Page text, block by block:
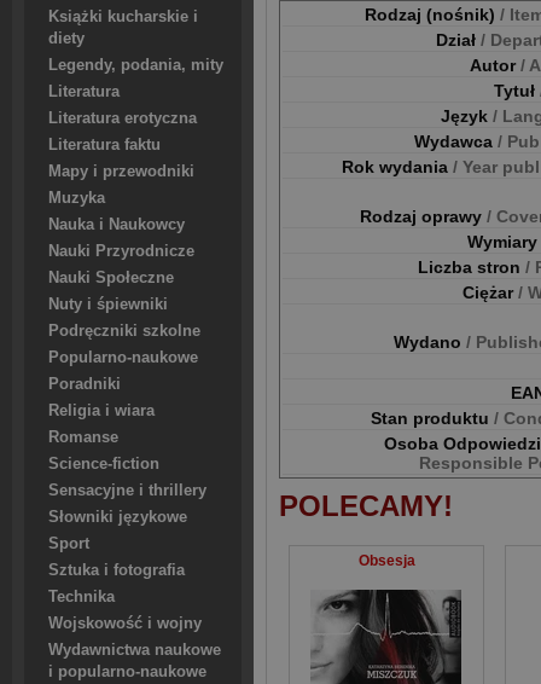
Książki kucharskie i
diety
Legendy, podania, mity
Literatura
Literatura erotyczna
Literatura faktu
Mapy i przewodniki
Muzyka
Nauka i Naukowcy
Nauki Przyrodnicze
Nauki Społeczne
Nuty i śpiewniki
Podręczniki szkolne
Popularno-naukowe
Poradniki
Religia i wiara
Romanse
Science-fiction
Sensacyjne i thrillery
Słowniki językowe
Sport
Sztuka i fotografia
Technika
Wojskowość i wojny
Wydawnictwa naukowe
i popularno-naukowe
Rodzaj (nośnik) /
Dział /
Autor/
Tytuł
Język /
Wydawca /
Rok wydania / Year
Rodzaj oprawy /
Wymiary
Liczba stron /
Ciężar/
Wydano /
Stan produktu /
Osoba
Responsible
POLECAMY!
Obsesja